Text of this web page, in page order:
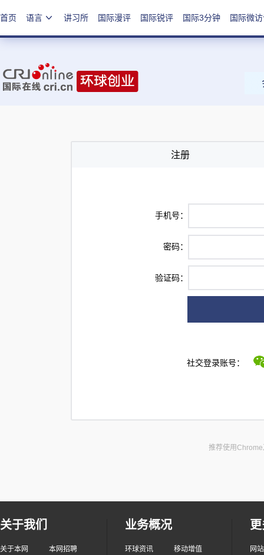
首页 语言 讲习所 国际漫评 国际锐评 国际3分钟 国际微
注册
手机号：
密码：
验证码：
社交登录账号：
推荐使用
关于我们
关于本网 本网招聘
业务概况
环球资讯 移动增值 网